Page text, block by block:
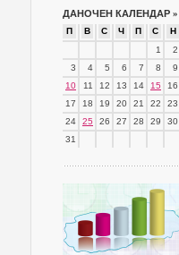
ДАНОЧЕН КАЛЕНДАР »
П В С Ч П С
Н
1
2
3
4 5 6 7 8
9
10
11 12 13 14 15
16
17
18 19 20 21 22
23
24
25 26 27 28 29
30
31